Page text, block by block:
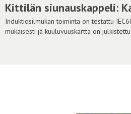
Yhteydenottopyyntö
Kittilän siunauskappeli:
Induktiosilmukan toiminta on testattu
mukaisesti ja kuuluvuuskartta on julkistettu.